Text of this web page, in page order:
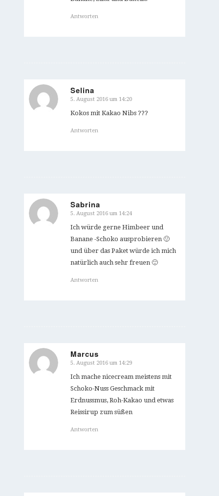
Antworten
Selina
sagte:
5. August 2016 um 14:20
Kokos mit Kakao Nibs ???
Antworten
Sabrina
sagte:
5. August 2016 um 14:24
Ich würde gerne Himbeer und
Banane -Schoko ausprobieren 🙂
und über das Paket würde ich mich
natürlich auch sehr freuen 🙂
Antworten
Marcus
sagte:
5. August 2016 um 14:29
Ich mache nicecream meistens mit
Schoko-Nuss Geschmack mit
Erdnussmus, Roh-Kakao und etwas
Reissirup zum süßen
Antworten